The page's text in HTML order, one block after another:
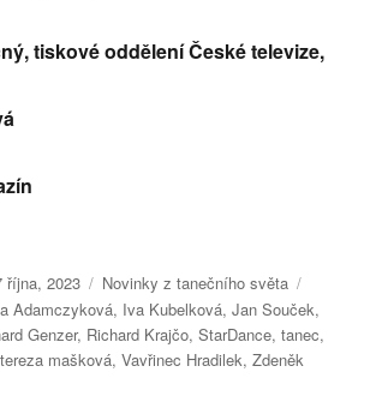
tiskové oddělení České televize,
října, 2023 Rubriky:
Novinky z tanečního světa
Adamczyková, Iva Kubelková,Jan Souček,
Genzer, Richard Krajčo,StarDance,tanec,
tereza mašková,Vavřinec Hradilek,Zdeněk